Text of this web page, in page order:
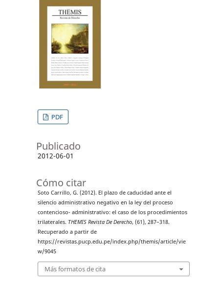
PDF
Publicado
2012-06-01
Cómo citar
Soto Carrillo, G. (2012). El plazo de caducidad ante el
silencio administrativo negativo en la ley del proceso
contencioso- administrativo: el caso de los procedimientos
trilaterales. THEMIS Revista De Derecho, (61), 287–318.
Recuperado a partir de
https://revistas.pucp.edu.pe/index.php/themis/article/vie
w/9045
Más formatos de cita